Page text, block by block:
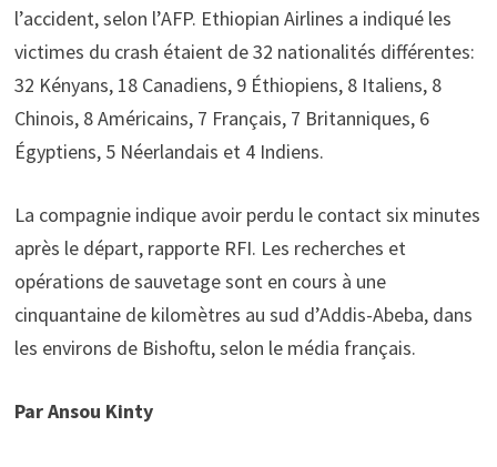
l’accident, selon l’AFP. Ethiopian Airlines a indiqué les
victimes du crash étaient de 32 nationalités différentes:
32 Kényans, 18 Canadiens, 9 Éthiopiens, 8 Italiens, 8
Chinois, 8 Américains, 7 Français, 7 Britanniques, 6
Égyptiens, 5 Néerlandais et 4 Indiens.
La compagnie indique avoir perdu le contact six minutes
après le départ, rapporte RFI. Les recherches et
opérations de sauvetage sont en cours à une
cinquantaine de kilomètres au sud d’Addis-Abeba, dans
les environs de Bishoftu, selon le média français.
Par Ansou Kinty